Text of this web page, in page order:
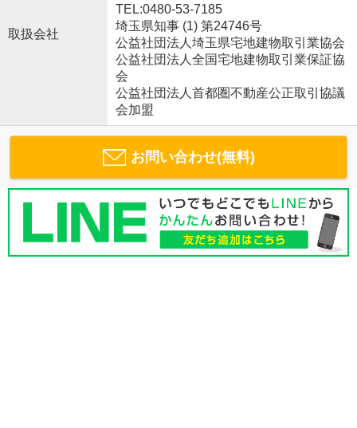
取扱会社
TEL:0480-53-7185
埼玉県知事 (1) 第24746号
公益社団法人埼玉県宅地建物取引業協会
公益社団法人全国宅地建物取引業保証協
会
公益社団法人首都圏不動産公正取引協議
会加盟
お問い合わせ(無料)